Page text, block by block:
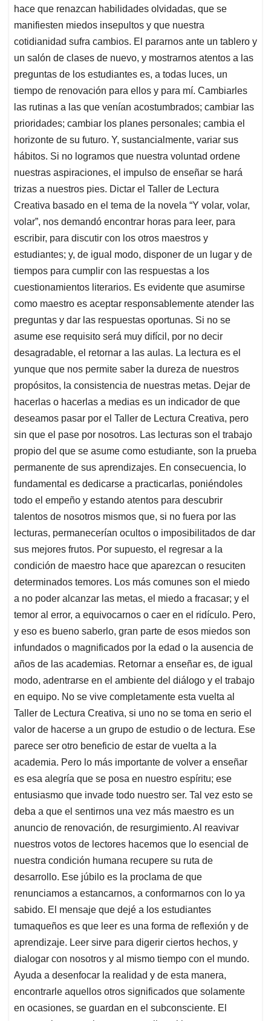
hace que renazcan habilidades olvidadas, que se
manifiesten miedos insepultos y que nuestra
cotidianidad sufra cambios. El pararnos ante un tablero y
un salón de clases de nuevo, y mostrarnos atentos a las
preguntas de los estudiantes es, a todas luces, un
tiempo de renovación para ellos y para mí. Cambiarles
las rutinas a las que venían acostumbrados; cambiar las
prioridades; cambiar los planes personales; cambia el
horizonte de su futuro. Y, sustancialmente, variar sus
hábitos. Si no logramos que nuestra voluntad ordene
nuestras aspiraciones, el impulso de enseñar se hará
trizas a nuestros pies. Dictar el Taller de Lectura
Creativa basado en el tema de la novela “Y volar, volar,
volar”, nos demandó encontrar horas para leer, para
escribir, para discutir con los otros maestros y
estudiantes; y, de igual modo, disponer de un lugar y de
tiempos para cumplir con las respuestas a los
cuestionamientos literarios. Es evidente que asumirse
como maestro es aceptar responsablemente atender las
preguntas y dar las respuestas oportunas. Si no se
asume ese requisito será muy difícil, por no decir
desagradable, el retornar a las aulas. La lectura es el
yunque que nos permite saber la dureza de nuestros
propósitos, la consistencia de nuestras metas. Dejar de
hacerlas o hacerlas a medias es un indicador de que
deseamos pasar por el Taller de Lectura Creativa, pero
sin que el pase por nosotros. Las lecturas son el trabajo
propio del que se asume como estudiante, son la prueba
permanente de sus aprendizajes. En consecuencia, lo
fundamental es dedicarse a practicarlas, poniéndoles
todo el empeño y estando atentos para descubrir
talentos de nosotros mismos que, si no fuera por las
lecturas, permanecerían ocultos o imposibilitados de dar
sus mejores frutos. Por supuesto, el regresar a la
condición de maestro hace que aparezcan o resuciten
determinados temores. Los más comunes son el miedo
a no poder alcanzar las metas, el miedo a fracasar; y el
temor al error, a equivocarnos o caer en el ridículo. Pero,
y eso es bueno saberlo, gran parte de esos miedos son
infundados o magnificados por la edad o la ausencia de
años de las academias. Retornar a enseñar es, de igual
modo, adentrarse en el ambiente del diálogo y el trabajo
en equipo. No se vive completamente esta vuelta al
Taller de Lectura Creativa, si uno no se toma en serio el
valor de hacerse a un grupo de estudio o de lectura. Ese
parece ser otro beneficio de estar de vuelta a la
academia. Pero lo más importante de volver a enseñar
es esa alegría que se posa en nuestro espíritu; ese
entusiasmo que invade todo nuestro ser. Tal vez esto se
deba a que el sentirnos una vez más maestro es un
anuncio de renovación, de resurgimiento. Al reavivar
nuestros votos de lectores hacemos que lo esencial de
nuestra condición humana recupere su ruta de
desarrollo. Ese júbilo es la proclama de que
renunciamos a estancarnos, a conformarnos con lo ya
sabido. El mensaje que dejé a los estudiantes
tumaqueños es que leer es una forma de reflexión y de
aprendizaje. Leer sirve para digerir ciertos hechos, y
dialogar con nosotros y al mismo tiempo con el mundo.
Ayuda a desenfocar la realidad y de esta manera,
encontrarle aquellos otros significados que solamente
en ocasiones, se guardan en el subconsciente. El